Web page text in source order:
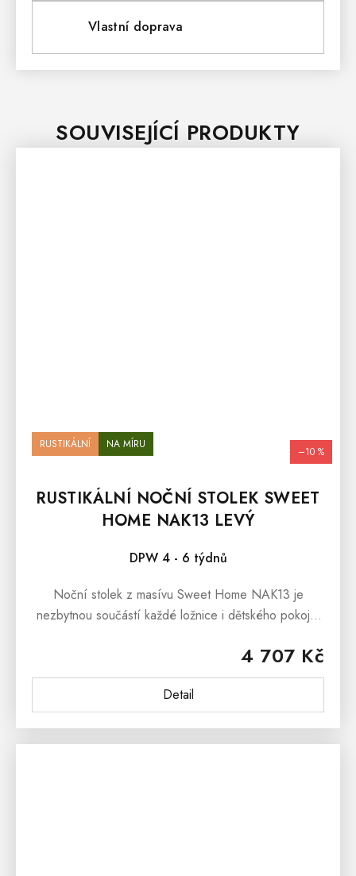
Vlastní doprava
SOUVISEJÍCÍ PRODUKTY
RUSTIKÁLNÍ NA MÍRU
–10 %
RUSTIKÁLNÍ NOČNÍ STOLEK SWEET
HOME NAK13 LEVÝ
DPW 4 - 6 týdnů
4 707 Kč
Detail
Noční stolek z masívu Sweet Home NAK13 je
nezbytnou součástí každé ložnice i dětského pokoje.